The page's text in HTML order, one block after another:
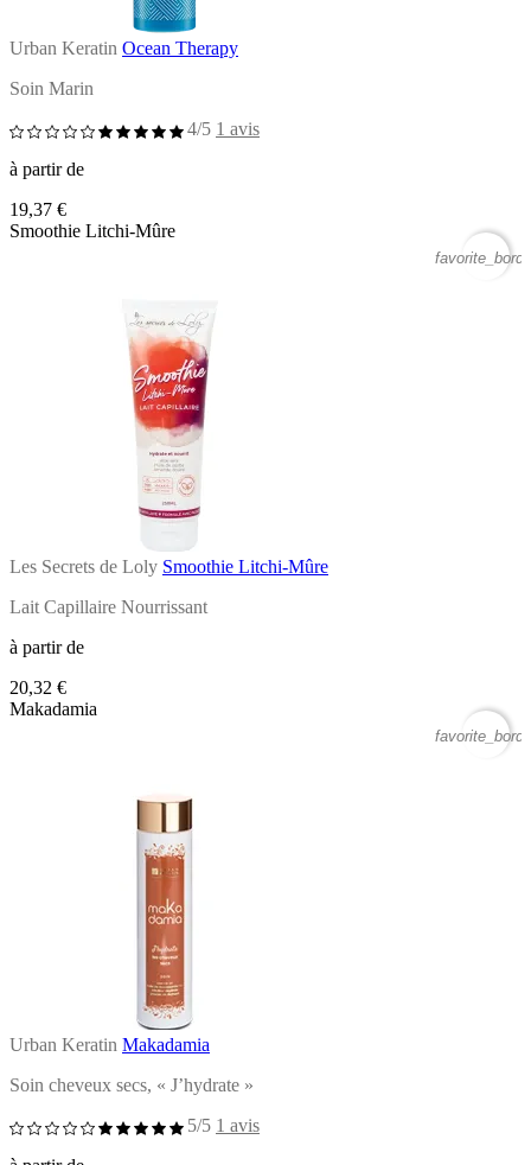
Urban Keratin Ocean Therapy
Soin Marin
4/5 1 avis
à partir de
19,37 €
Smoothie Litchi-Mûre
Les Secrets de Loly Smoothie Litchi-Mûre
Lait Capillaire Nourrissant
à partir de
20,32 €
Makadamia
Urban Keratin Makadamia
Soin cheveux secs, « J’hydrate »
5/5 1 avis